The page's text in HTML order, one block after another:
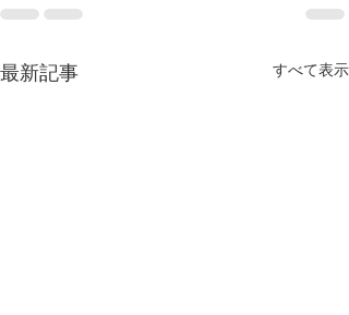
最新記事 すべて表示